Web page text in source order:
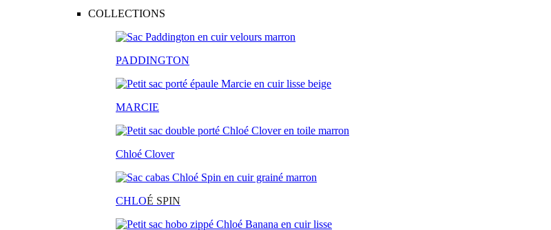
COLLECTIONS
PADDINGTON
MARCIE
Chloé Clover
CHLOÉ SPIN